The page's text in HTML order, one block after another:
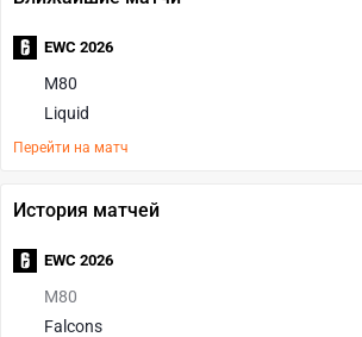
M80
Liquid
Перейти на матч
EWC 2026
История матчей
M80
Falcons
EWC 2026